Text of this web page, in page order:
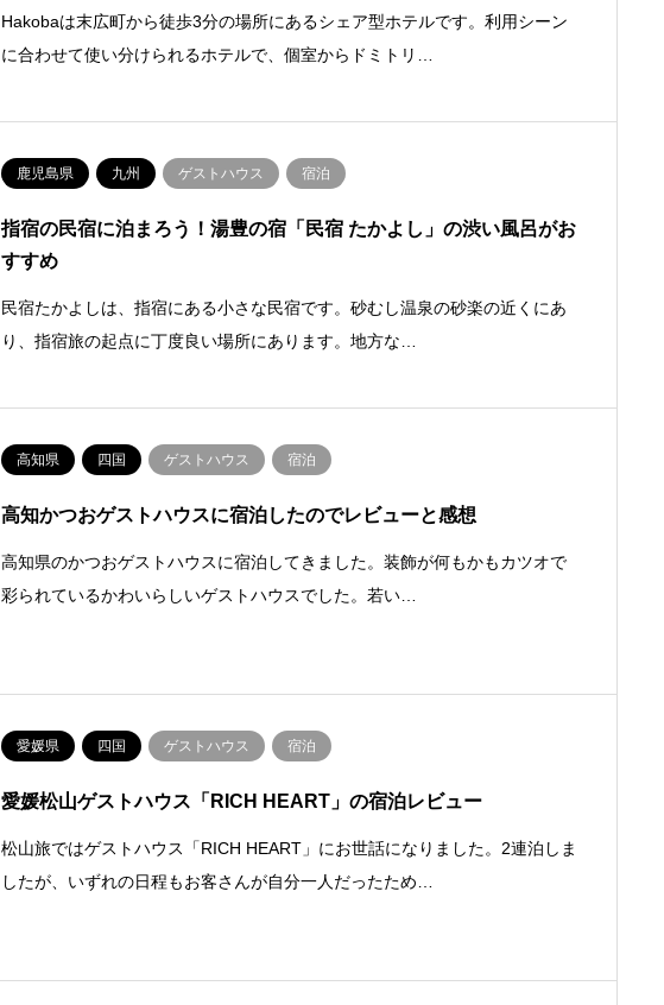
Hakobaは末広町から徒歩3分の場所にあるシェア型ホテルです。利用シーン
に合わせて使い分けられるホテルで、個室からドミトリ…
鹿児島県 九州 ゲストハウス 宿泊
指宿の民宿に泊まろう！湯豊の宿「民宿 たかよし」の渋い風呂がお
すすめ
民宿たかよしは、指宿にある小さな民宿です。砂むし温泉の砂楽の近くにあ
り、指宿旅の起点に丁度良い場所にあります。地方な…
高知県 四国 ゲストハウス 宿泊
高知かつおゲストハウスに宿泊したのでレビューと感想
高知県のかつおゲストハウスに宿泊してきました。装飾が何もかもカツオで
彩られているかわいらしいゲストハウスでした。若い…
愛媛県 四国 ゲストハウス 宿泊
愛媛松山ゲストハウス「RICH HEART」の宿泊レビュー
松山旅ではゲストハウス「RICH HEART」にお世話になりました。2連泊しま
したが、いずれの日程もお客さんが自分一人だったため…